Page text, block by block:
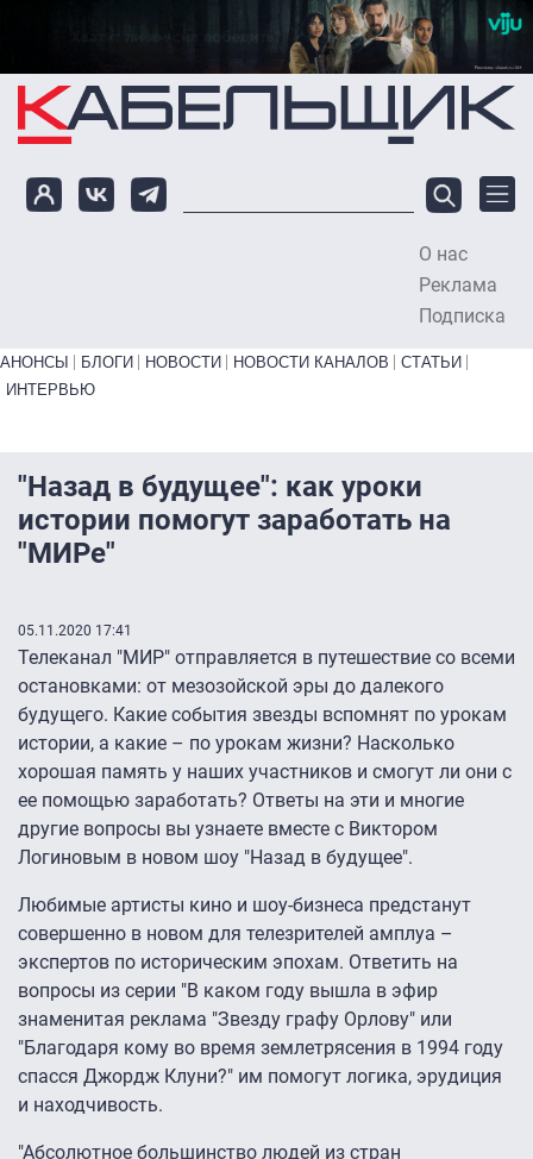
Перейти к основному содержанию
О нас
Реклама
Подписка
Primary links bottom
АНОНСЫ БЛОГИ НОВОСТИ НОВОСТИ КАНАЛОВ
СТАТЬИ
ИНТЕРВЬЮ
"Назад в будущее": как уроки
истории помогут заработать на
"МИРе"
05.11.2020 17:41
Телеканал "МИР" отправляется в путешествие со всеми
остановками: от мезозойской эры до далекого
будущего. Какие события звезды вспомнят по урокам
истории, а какие – по урокам жизни? Насколько
хорошая память у наших участников и смогут ли они с
ее помощью заработать? Ответы на эти и многие
другие вопросы вы узнаете вместе с Виктором
Логиновым в новом шоу "Назад в будущее".
Любимые артисты кино и шоу-бизнеса предстанут
совершенно в новом для телезрителей амплуа –
экспертов по историческим эпохам. Ответить на
вопросы из серии "В каком году вышла в эфир
знаменитая реклама "Звезду графу Орлову" или
"Благодаря кому во время землетрясения в 1994 году
спасся Джордж Клуни?" им помогут логика, эрудиция
и находчивость.
"Абсолютное большинство людей из стран